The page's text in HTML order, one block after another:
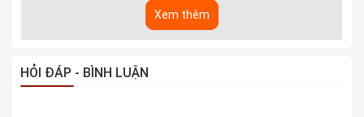
Xem thêm
HỎI ĐÁP - BÌNH LUẬN